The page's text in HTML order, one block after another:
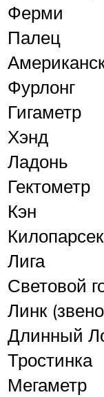
Ферми
Палец
Фурлонг
Гигаметр
Хэнд
Ладонь
Гектометр
Кэн
Килопарсек
Лига
Световой
Линк
Длинный
Тростинка
Мегаметр